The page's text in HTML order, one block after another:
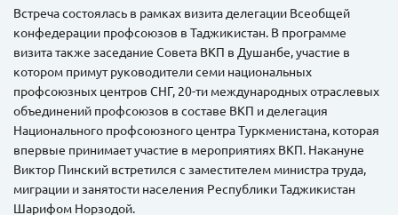
Встреча состоялась в рамках визита делегации Всеобщей
конфедерации профсоюзов в Таджикистан. В программе
визита также заседание Совета ВКП в Душанбе, участие в
котором примут руководители семи национальных
профсоюзных центров СНГ, 20-ти международных отраслевых
объединений профсоюзов в составе ВКП и делегация
Национального профсоюзного центра Туркменистана, которая
впервые принимает участие в мероприятиях ВКП. Накануне
Виктор Пинский встретился с заместителем министра труда,
миграции и занятости населения Республики Таджикистан
Шарифом Норзодой.